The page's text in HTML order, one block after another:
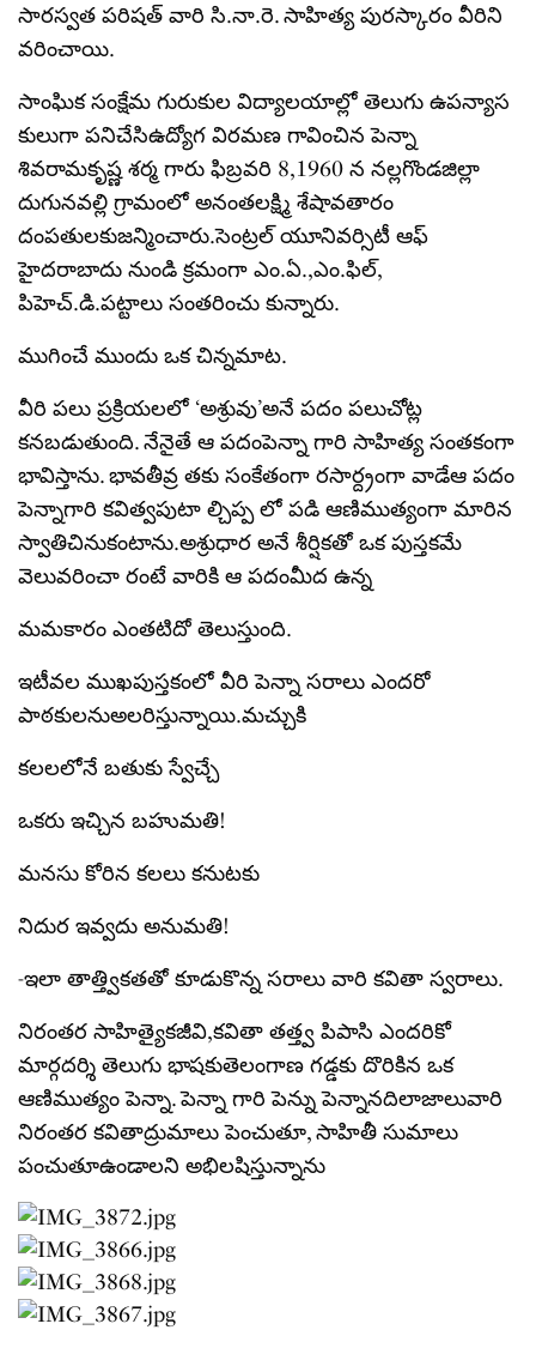
సారస్వత పరిషత్ వారి సి.నా.రె. సాహిత్య పురస్కారం వీరిని
వరించాయి.
సాంఘిక సంక్షేమ గురుకుల విద్యాలయాల్లో తెలుగు ఉపన్యాస
కులుగా పనిచేసిఉద్యోగ విరమణ గావించిన పెన్నా
శివరామకృష్ణ శర్మ గారు ఫిబ్రవరి 8,1960 న నల్లగొండజిల్లా
దుగునవల్లి గ్రామంలో అనంతలక్ష్మి శేషావతారం
దంపతులకుజన్మించారు.సెంట్రల్ యూనివర్సిటీ ఆఫ్
హైదరాబాదు నుండి క్రమంగా ఎం.ఏ.,ఎం.ఫిల్,
పిహెచ్.డి.పట్టాలు సంతరించు కున్నారు.
ముగించే ముందు ఒక చిన్నమాట.
వీరి పలు ప్రక్రియలలో ‘అశ్రువు’అనే పదం పలుచోట్ల
కనబడుతుంది. నేనైతే ఆ పదంపెన్నా గారి సాహిత్య సంతకంగా
భావిస్తాను. భావతీవ్ర తకు సంకేతంగా రసార్ద్రంగా వాడేఆ పదం
పెన్నాగారి కవిత్వపుటా ల్చిప్ప లో పడి ఆణిముత్యంగా మారిన
స్వాతిచినుకంటాను.అశ్రుధార అనే శీర్షికతో ఒక పుస్తకమే
వెలువరించా రంటే వారికి ఆ పదంమీద ఉన్న
మమకారం ఎంతటిదో తెలుస్తుంది.
ఇటీవల ముఖపుస్తకంలో వీరి పెన్నా సరాలు ఎందరో
పాఠకులనుఅలరిస్తున్నాయి.మచ్చుకి
కలలలోనే బతుకు స్వేచ్చే
ఒకరు ఇచ్చిన బహుమతి!
మనసు కోరిన కలలు కనుటకు
నిదుర ఇవ్వదు అనుమతి!
-ఇలా తాత్త్వికతతో కూడుకొన్న సరాలు వారి కవితా స్వరాలు.
నిరంతర సాహిత్యైకజీవి,కవితా తత్త్వ పిపాసి ఎందరికో
మార్గదర్శి తెలుగు భాషకుతెలంగాణ గడ్డకు దొరికిన ఒక
ఆణిముత్యం పెన్నా. పెన్నా గారి పెన్ను పెన్నానదిలాజాలువారి
నిరంతర కవితాద్రుమాలు పెంచుతూ, సాహితీ సుమాలు
పంచుతూఉండాలని అభిలషిస్తున్నాను